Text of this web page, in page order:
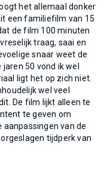
het allemaal donker
een familiefilm van 15
de film 100 minuten
traag, saai en
snaar weet de
50 vond ik wel
ligt het op zich niet.
wel veel
De film lijkt alleen te
te geven om
aanpassingen van de
tijdperk van